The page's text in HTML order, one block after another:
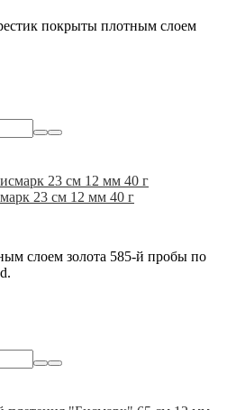
покрыты плотным слоем
23 см 12 мм 40 г
слоем золота 585-й пробы по